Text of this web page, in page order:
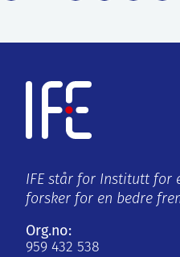
IFE står for Institutt for
forsker for en bedre
Org.no:
959 432 538